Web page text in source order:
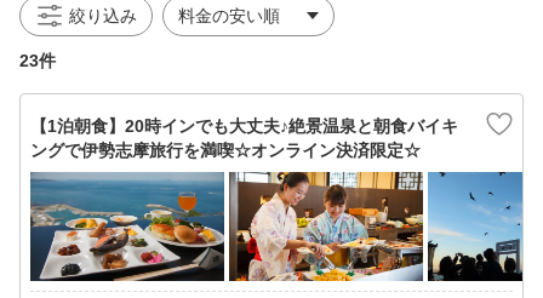
絞り込み
23件
【1泊朝食】20時インでも大丈夫♪絶景温泉と朝食バイキ
ングで伊勢志摩旅行を満喫☆オンライン決済限定☆